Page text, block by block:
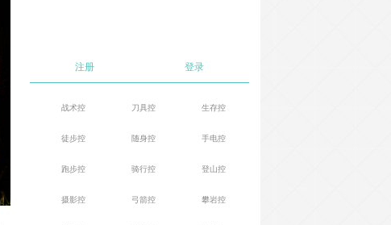
注册 登录
战术控 刀具控 生存控
徒步控 随身控 手电控
跑步控 骑行控 登山控
摄影控 弓箭控 攀岩控